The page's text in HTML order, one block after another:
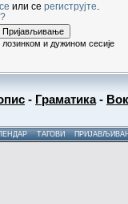
или се региструјте
и дужином сесије
- Граматика-
ТАГОВИ